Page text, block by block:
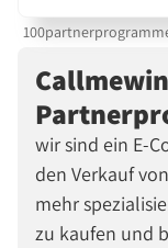
wir sind ein E-
den Verkauf
mehr
zu kaufen und